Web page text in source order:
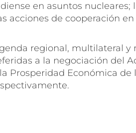
en asuntos nucleares;
acciones de cooperación
regional, multilateral y
a la negociación del
Prosperidad Económica de